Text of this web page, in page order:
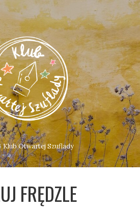
Klub Otwartej Szuflady
FRĘDZLE